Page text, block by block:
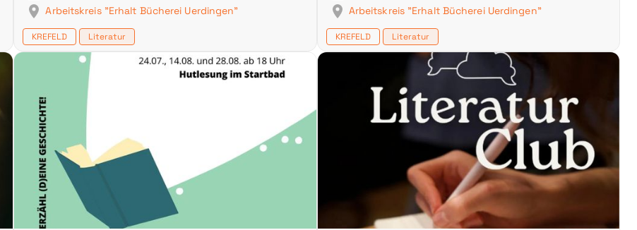
Arbeitskreis "Erhalt Bücherei Uerdingen"
KREFELD Literatur
Arbeitskreis "Erhalt Bücherei Uerdingen"
KREFELD Literatur